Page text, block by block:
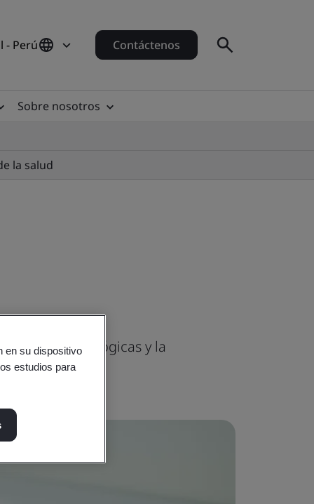
- Perú Contáctenos
Sobre nosotros
la salud
Ciencias Biológicas y la
en su dispositivo
estudios para